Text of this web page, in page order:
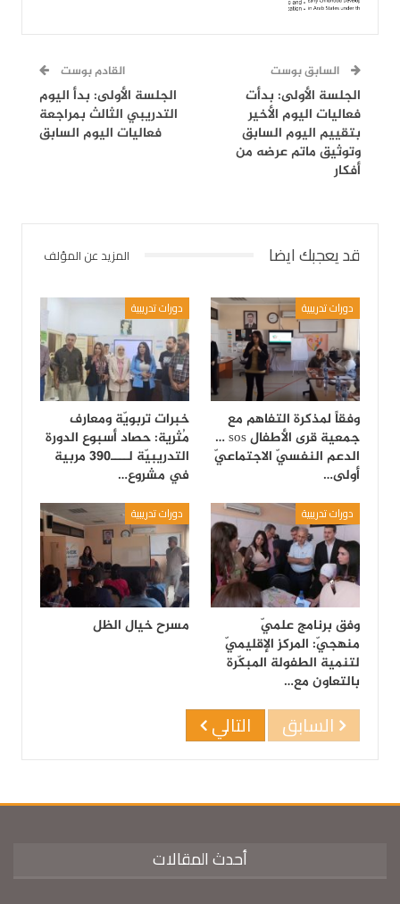
السابق بوست
الجلسة الأولى: بدأت
فعاليات اليوم الأخير
بتقييم اليوم السابق
وتوثيق ماتم عرضه من
أفكار
القادم بوست
الجلسة الأولى: بدأ اليوم
التدريبي الثالث بمراجعة
فعاليات اليوم السابق
قد يعجبك ايضا المزيد عن المؤلف
دورات تدريبية
وفقاً لمذكرة التفاهم مع
جمعية قرى الأطفال sos …
الدعم النفسيّ الاجتماعيّ
أولى…
دورات تدريبية
خبرات تربويّة ومعارف
مُثرية: حصاد أسبوع الدورة
التدريبيّة لــــ390 مربية
في مشروع…
دورات تدريبية
وفق برنامج علميّ
منهجيّ: المركز الإقليميّ
لتنمية الطفولة المبكّرة
بالتعاون مع…
دورات تدريبية
مسرح خيال الظل
السابق التالي
أحدث المقالات